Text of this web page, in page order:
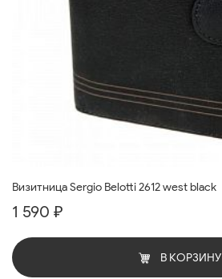
Визитница Sergio Belotti 2612 west black
1 590 ₽
В КОРЗИНУ